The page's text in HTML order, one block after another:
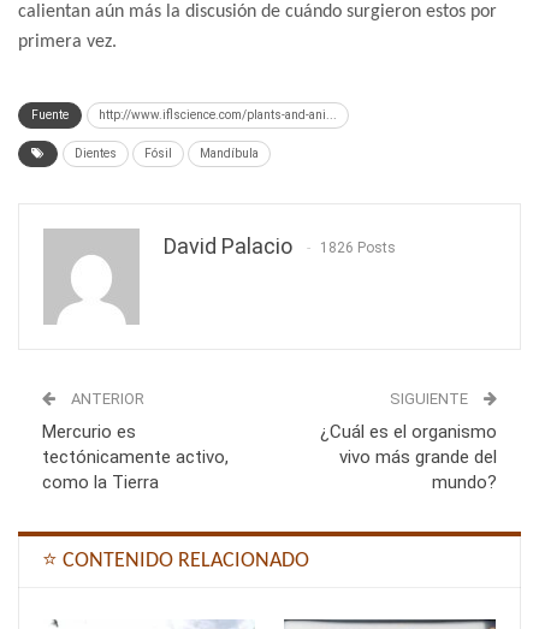
calientan aún más la discusión de cuándo surgieron estos por
primera vez.
Fuente http://www.iflscience.com/plants-and-ani...
Dientes Fósil Mandíbula
David Palacio 1826 Posts
ANTERIOR
Mercurio es
tectónicamente activo,
como la Tierra
SIGUIENTE
¿Cuál es el organismo
vivo más grande del
mundo?
⭐ CONTENIDO RELACIONADO